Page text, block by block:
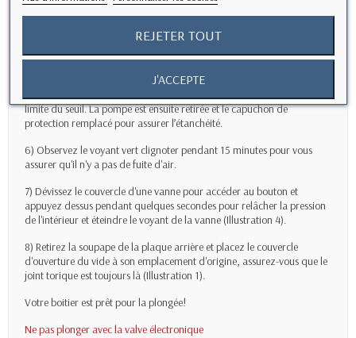
vanne fileté et l'air est pompé hors de l'unité jusqu'à ce que le voyant
rouge devienne vert et ajoute plusieurs coups supplémentaires pour
Pomper 2 ou 3 fois supplémentaires garantit que la vanne n'est pas en
limite du seuil. La pompe est ensuite retirée et le capuchon de
protection remplacé pour assurer l’étanchéité.
6) Observez le voyant vert clignoter pendant 15 minutes pour vous
assurer qu'il n'y a pas de fuite d'air.
7) Dévissez le couvercle d'une vanne pour accéder au bouton et
appuyez dessus pendant quelques secondes pour relâcher la pression
de l'intérieur et éteindre le voyant de la vanne (Illustration 4).
8) Retirez la soupape de la plaque arrière et placez le couvercle
d'ouverture du vide à son emplacement d'origine, assurez-vous que le
joint torique est toujours là (Illustration 1).
Votre boitier est prêt pour la plongée!
Ne pas plonger avec la valve électronique
REJETER TOUT
J'ACCEPTE